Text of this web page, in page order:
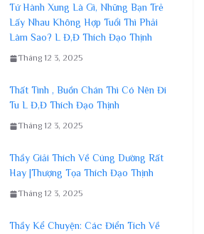
Tứ Hành Xung Là Gì, Những Bạn Trẻ
Lấy Nhau Không Hợp Tuổi Thì Phải
Làm Sao? L Đ,Đ Thích Đạo Thịnh
Tháng 12 3, 2025
Thất Tình , Buồn Chán Thì Có Nên Đi
Tu L Đ,Đ Thích Đạo Thịnh
Tháng 12 3, 2025
Thầy Giải Thích Về Cúng Dường Rất
Hay |Thượng Tọa Thích Đạo Thịnh
Tháng 12 3, 2025
Thầy Kể Chuyện: Các Điển Tích Về